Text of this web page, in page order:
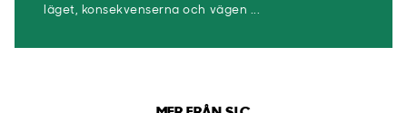
läget, konsekvenserna och vägen ...